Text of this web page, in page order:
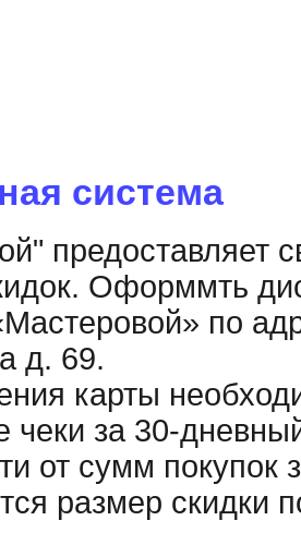
система
предоставляет
Оформмть
по
д. 69.
карты
чеки за 30-
от сумм покупок
размер скидки